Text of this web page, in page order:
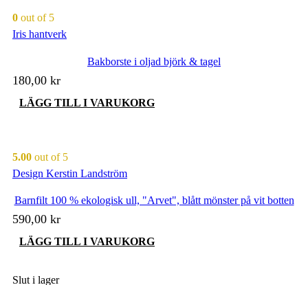
0 out of 5
Iris hantverk
Bakborste i oljad björk & tagel
180,00 kr
LÄGG TILL I VARUKORG
5.00 out of 5
Design Kerstin Landström
Barnfilt 100 % ekologisk ull, "Arvet", blått mönster på vit botten
590,00 kr
LÄGG TILL I VARUKORG
Slut i lager